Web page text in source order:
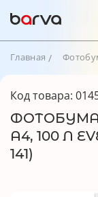
Главная
Код товара:
A4, 100 Л
141)